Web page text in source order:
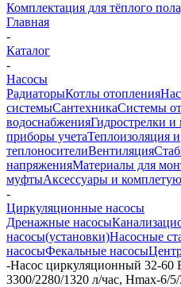
Комплектация для тёплого
Главная
-
Каталог
-
Насосы
РадиаторыКотлы отопления
системыСантехникаСистемы
водоснабженияГидрострелки и
приборы учетаТеплоизоляция и
теплоносителиВентиляция
напряженияМатериалы для
муфтыАксессуары и
-
Циркуляционные насосы
Дренажные насосы
насосы(установки)Насосные
насосыФекальные насосы
-Насос циркуляционный 32-60
3300/2280/1320 л/час, Hmax-6/